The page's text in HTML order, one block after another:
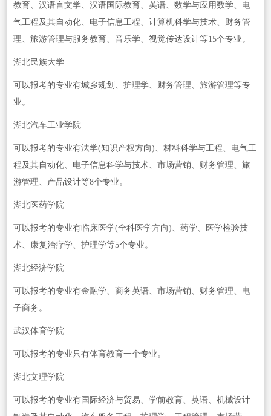
教育、汉语言文学、汉语国际教育、英语、数学与应用数学、电
气工程及其自动化、电子信息工程、计算机科学与技术、财务管
理、旅游管理与服务教育、音乐学、视觉传达设计等15个专业。
湖北民族大学
可以报考的专业有城乡规划、护理学、财务管理、旅游管理等专
业。
湖北汽车工业学院
可以报考的专业有法学(知识产权方向)、材料科学与工程、电气工
程及其自动化、电子信息科学与技术、市场营销、财务管理、旅
游管理、产品设计等8个专业。
湖北医药学院
可以报考的专业有临床医学(全科医学方向)、药学、医学检验技
术、康复治疗学、护理学等5个专业。
湖北经济学院
可以报考的专业有金融学、商务英语、市场营销、财务管理、电
子商务。
武汉体育学院
可以报考的专业只有体育教育一个专业。
湖北文理学院
可以报考的专业有国际经济与贸易、学前教育、英语、机械设计